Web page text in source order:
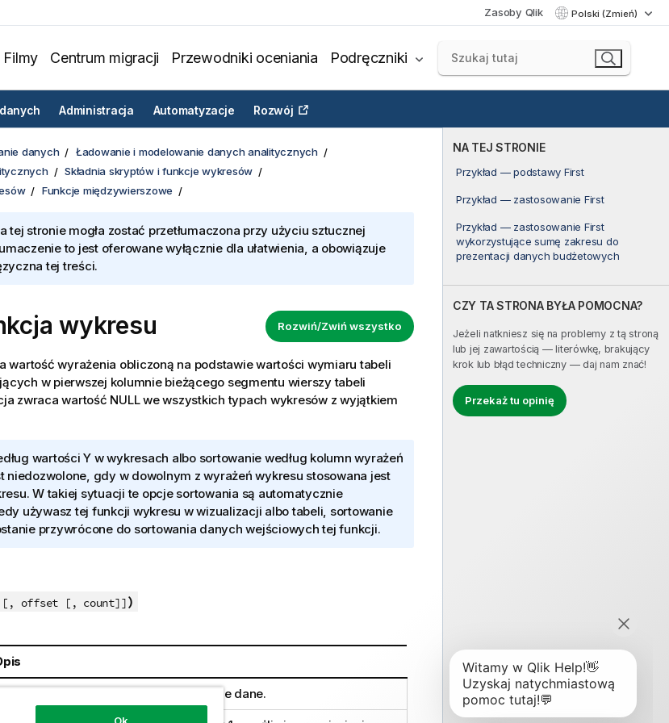
Zasoby Qlik Polski (Zmień)
Filmy Centrum migracji Przewodniki oceniania Podręczniki
Administracja Automatyzacje Rozwój
NA TEJ STRONIE
Przykład — podstawy First
Przykład — zastosowanie First
Przykład — zastosowanie First
wykorzystujące sumę zakresu do
prezentacji danych budżetowych
CZY TA STRONA BYŁA POMOCNA?
Jeżeli natkniesz się na problemy z tą stroną
lub jej zawartością — literówkę, brakujący
krok lub błąd techniczny — daj nam znać!
Przekaż tu opinię
danych
Ładowanie i modelowanie danych analitycznych
Składnia skryptów i funkcje wykresów
Funkcje międzywierszowe
tej stronie mogła zostać przetłumaczona przy użyciu sztucznej
to jest oferowane wyłącznie dla ułatwienia, a obowiązuje
tej treści.
Rozwiń/Zwiń wszystko
wykresu
wartość wyrażenia obliczoną na podstawie wartości wymiaru tabeli
w pierwszej kolumnie bieżącego segmentu wierszy tabeli
zwraca wartość NULLwe wszystkich typach wykresów z wyjątkiem
wartości Y w wykresach albo sortowanie według kolumn wyrażeń
niedozwolone, gdy w dowolnym z wyrażeń wykresu stosowana jest
W takiej sytuacji te opcje sortowania są automatycznie
używasz tej funkcji wykresu w wizualizacji albo tabeli, sortowanie
przywrócone do sortowania danych wejściowych tej funkcji.
[, offset [, count]])
Wyrażenie lub pole zawierające mierzone dane.